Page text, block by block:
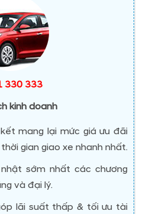
330 333
kinh doanh
mang lại mức giá ưu đãi
gian giao xe nhanh nhất.
sớm nhất các chương
và đại lý.
lãi suất thấp & tối ưu tài